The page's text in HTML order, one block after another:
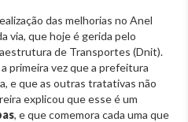
das melhorias no Anel
via, que hoje é gerida pelo
de Transportes (Dnit).
primeira vez que a prefeitura
e que as outras tratativas não
explicou que esse é um
, e que comemora cada uma que